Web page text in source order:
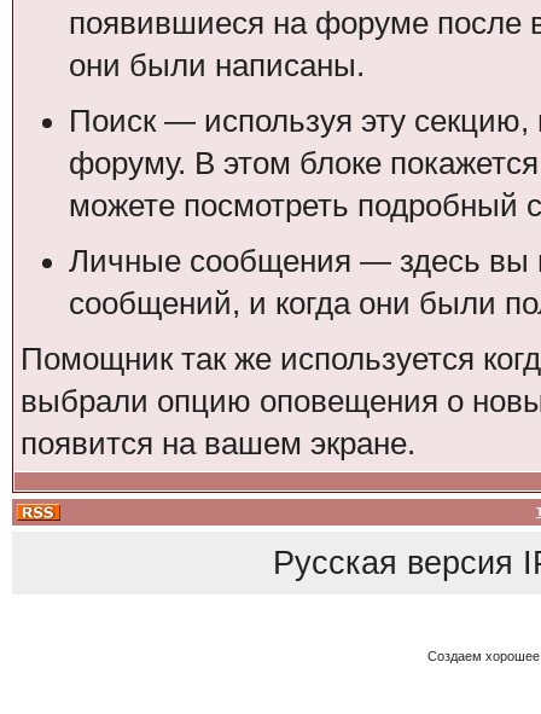
появившиеся на форуме после
они были написаны.
Поиск — используя эту секцию,
форуму. В этом блоке
можете посмотреть подробный
Личные сообщения — здесь вы
сообщений, и когда они были
Помощник так же используется
выбрали опцию оповещения о
появится на вашем экране.
Русская версия
Создаем